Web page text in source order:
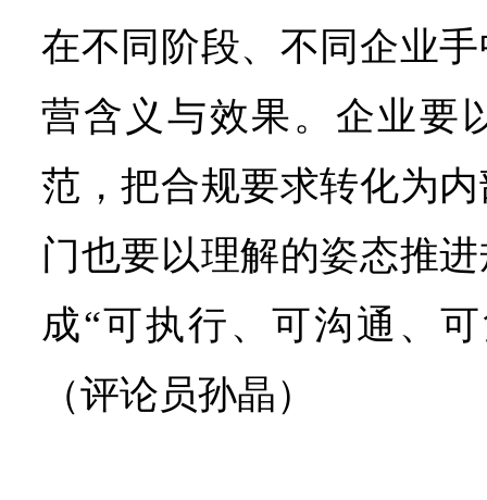
在不同阶段、不同企业
营含义与效果。企业要
范，把合规要求转化为
门也要以理解的姿态推
成“可执行、可沟通、
（评论员孙晶）